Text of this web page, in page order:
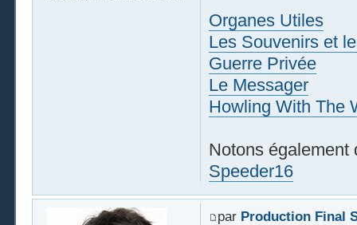
Organes Utiles
Les Souvenirs et
Guerre Privée
Le Messager
Howling With The
Notons également
Speeder16
par Production Final